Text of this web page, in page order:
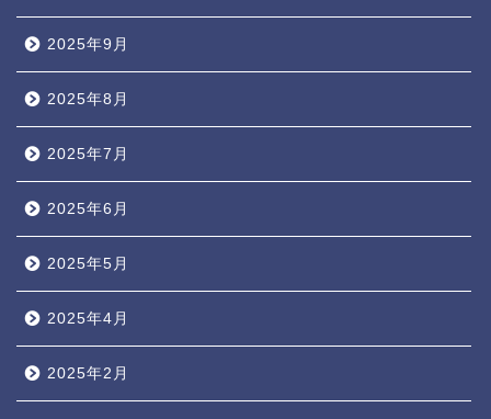
2025年9月
2025年8月
2025年7月
2025年6月
2025年5月
2025年4月
2025年2月